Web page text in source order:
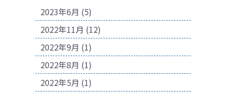
2023年6月 (5)
2022年11月 (12)
2022年9月 (1)
2022年8月 (1)
2022年5月 (1)